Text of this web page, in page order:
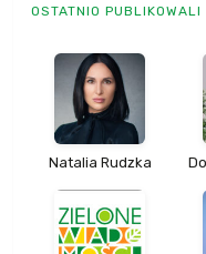
OSTATNIO PUBLIKOWALI
Natalia Rudzka